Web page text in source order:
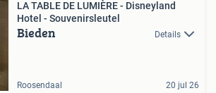
LA TABLE DE LUMIÈRE - Disneyland
Hotel - Souvenirsleutel
Bieden Details
Roosendaal 20 jul 26